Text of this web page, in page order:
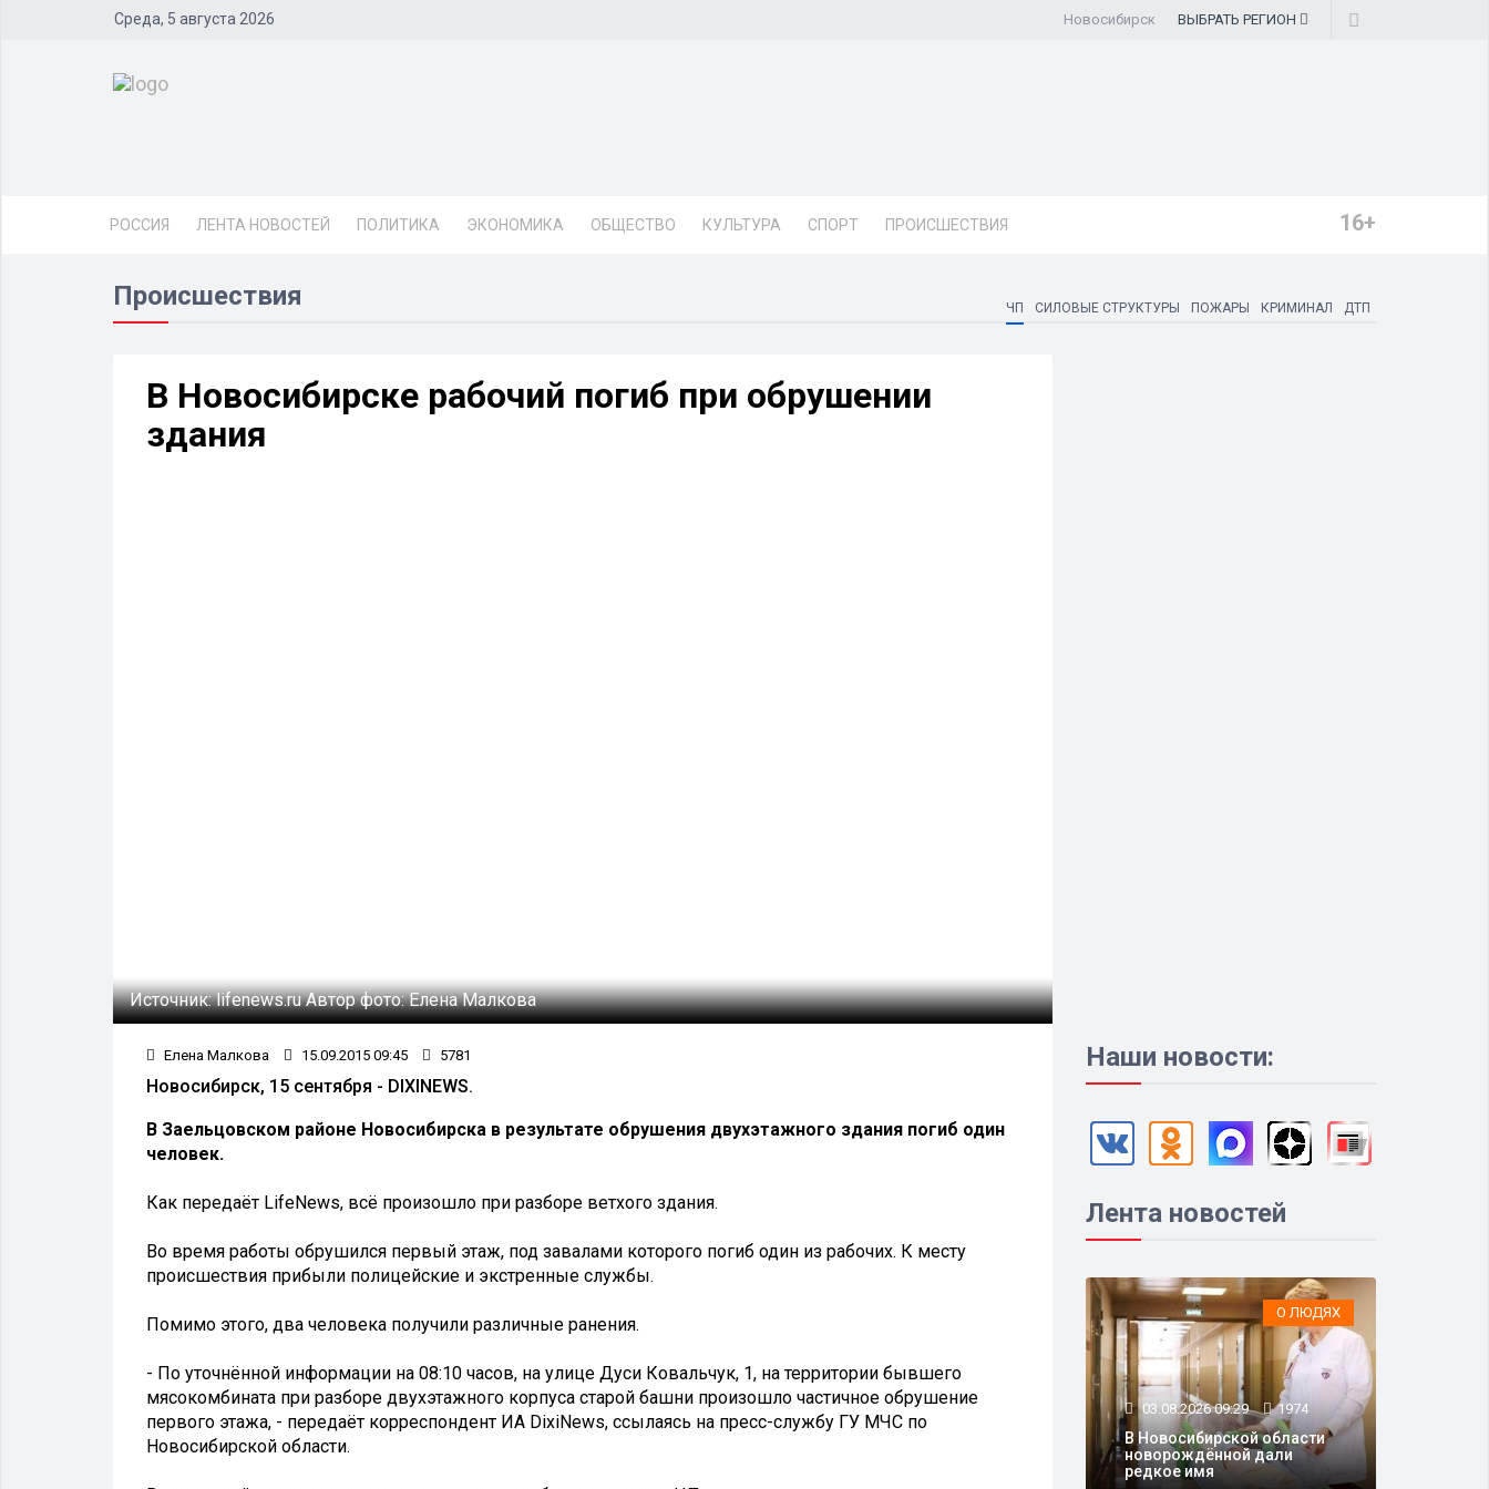
Среда, 5 августа 2026 Новосибирск ВЫБРАТЬ РЕГИОН
РОССИЯ ЛЕНТА НОВОСТЕЙ ПОЛИТИКА ЭКОНОМИКА ОБЩЕСТВО КУЛЬТУРА СПОРТ ПРОИСШЕСТВИЯ 16+
Происшествия ЧП СИЛОВЫЕ СТРУКТУРЫ ПОЖАРЫ КРИМИНАЛ ДТП
В Новосибирске рабочий погиб при обрушении
здания
Источник:lifenews.ruАвтор фото:Елена Малкова
Елена Малкова 15.09.2015 09:45 5781
Новосибирск, 15 сентября - DIXINEWS.
В Заельцовском районе Новосибирска в результате обрушения двухэтажного здания погиб один
человек.
Как передаёт LifeNews, всё произошло при разборе ветхого здания.
Во время работы обрушился первый этаж, под завалами которого погиб один из рабочих. К месту
происшествия прибыли полицейские и экстренные службы.
Помимо этого, два человека получили различные ранения.
- По уточнённой информации на 08:10 часов, на улице Дуси Ковальчук, 1, на территории бывшего
мясокомбината при разборе двухэтажного корпуса старой башни произошло частичное обрушение
первого этажа, - передаёт корреспондент ИА DixiNews, ссылаясь на пресс-службу ГУ МЧС по
Новосибирской области.
Наши новости:
Лента новостей
О ЛЮДЯХ
03.08.2026 09:29 1974
В Новосибирской области
новорождённой дали
редкое имя